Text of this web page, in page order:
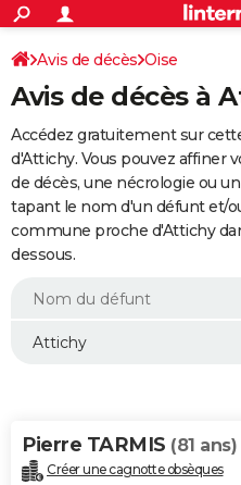
ACTUALITÉS
Politique
Société
Faits Divers
Education
Monde
Villes
+
SPORT
Coupe du monde 2026
Football
Tennis
Cyclisme
Rugby
Forum
Programme TV
TNT
Streaming
Cinéma
Sorties cinéma
Musique
+
FINANCE
Retraite
Epargne
Immobilier
Risques naturels par ville
Assurance
AUTO
Essais
Réserver un essai
Citadines
Berlines
SUV
Forum auto
+
HIGH-TECH
BRICOLAGE
WEEK-END
Alimentation
Guide de la santé
Maladies
Médicaments
Sommeil
VOYAGE
Avis de décès Oise
Avis de décès à
Accédez gratuitement sur
d'Attichy. Vous pouvez affiner
de décès, une nécrologie ou
tapant le nom d'un défunt et/
commune proche d'Attichy
dessous.
Pierre TARMIS (81 ans)
Créer une cagnotte obsèques